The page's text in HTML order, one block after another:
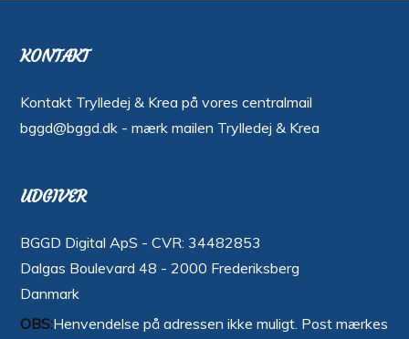
KONTAKT
Kontakt Trylledej & Krea på vores centralmail
bggd@bggd.dk - mærk mailen Trylledej & Krea
UDGIVER
BGGD Digital ApS - CVR: 34482853
Dalgas Boulevard 48 - 2000 Frederiksberg
Danmark
OBS:Henvendelse på adressen ikke muligt. Post mærkes